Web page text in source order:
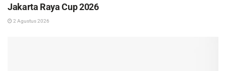
Jakarta Raya Cup 2026
2 Agustus 2026